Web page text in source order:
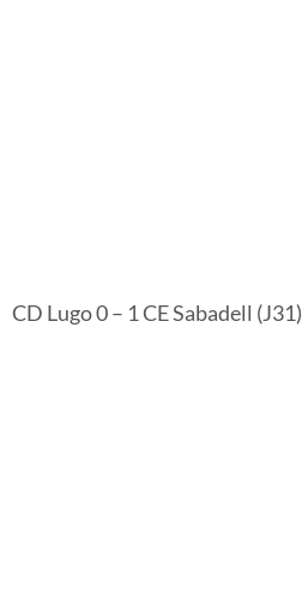
CD Lugo 0 – 1 CE Sabadell (J31)